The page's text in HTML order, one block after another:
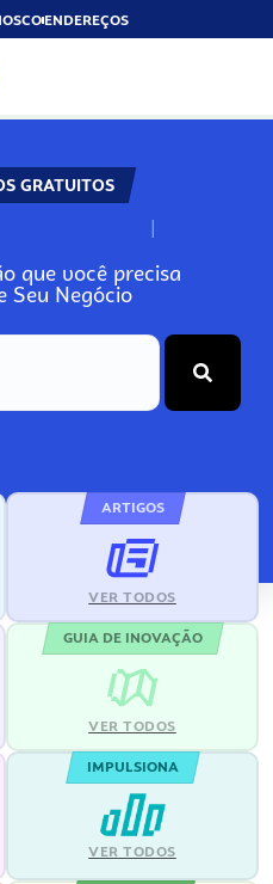
ENDEREÇOS
GRATUITOS
N
que você precisa
Seu Negócio
ARTIGOS
VER TODOS
GUIA DE INOVAÇÃO
VER TODOS
IMPULSIONA
VER TODOS